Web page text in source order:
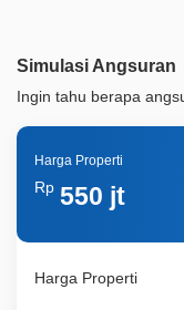
ID Properti
Simulasi Angsuran
Ingin tahu berapa
Harga Properti
Harga Properti
Rp 550 jt